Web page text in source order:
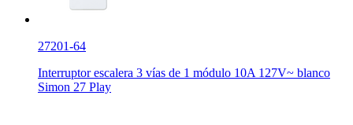
27201-64
Interruptor escalera 3 vías de 1 módulo 10A 127V~ blanco
Simon 27 Play